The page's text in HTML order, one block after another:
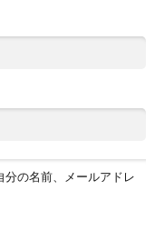
の名前、メールアドレ